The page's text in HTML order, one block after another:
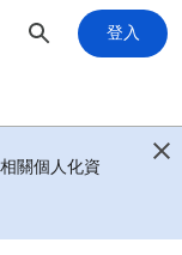
登入
關個人化資